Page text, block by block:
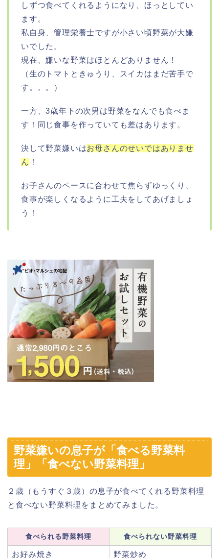
しずつ食べてくれるようになり、ほっとしてい
ます。
私自身、管理栄養士ですが小さい頃野菜が大嫌
いでした。
現在、嫌いな野菜はほとんどありません！
（生のトマトときゅうり、スイカはまだ苦手で
す。。。）
一方、3歳年下の次男は野菜をなんでも食べま
す！同じ食事を作っていても差はあります。
決して野菜嫌いはお母さんのせいではありませ
ん ！
お子さんのペースに合わせて焦らずゆっくり、
食事が楽しくなるように工夫をしてあげましょ
う！
野菜嫌いの息子が「食べる野菜料
理」「食べない野菜料理」
２歳（もうすぐ３歳）の息子が食べてくれる野菜料理
と食べない野菜料理をまとめてみました。
食べられる野菜料理 食べられない野菜料理
お好み焼き 野菜炒め